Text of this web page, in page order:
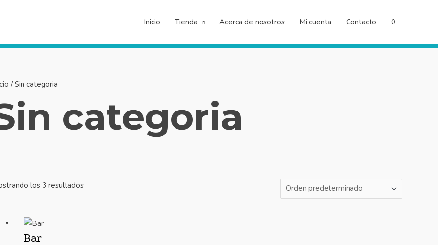
Inicio Tienda Acerca de nosotros Mi cuenta Contacto 0
/ Sin categoria
categoria
los 3 resultados
Bar